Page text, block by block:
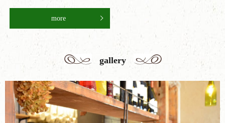
more
gallery